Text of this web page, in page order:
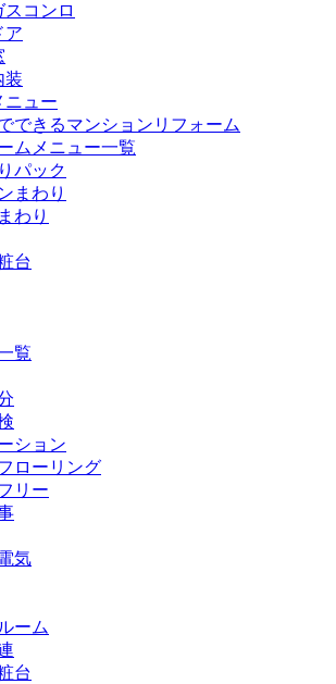
スコンロ
ア
装
ニュー
できるマンションリフォーム
ムメニュー一覧
パック
まわり
わり
台
覧
ション
ローリング
リー
気
ーム
台